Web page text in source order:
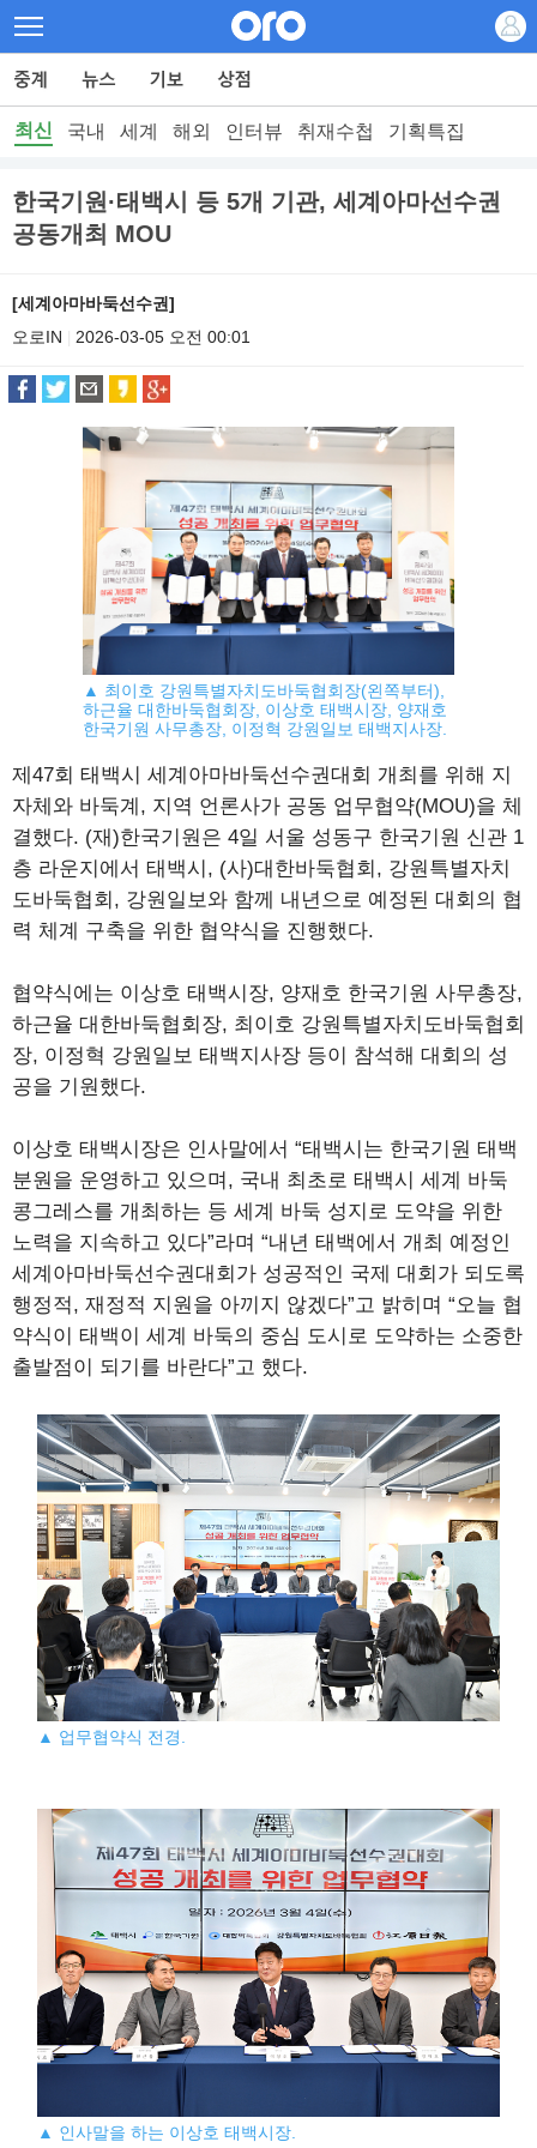
최신 국내 세계 해외 인터뷰 취재수첩 기획특집
한국기원·태백시 등 5개 기관, 세계아마선수권
공동개최 MOU
[세계아마바둑선수권]
오로IN
2026-03-05 오전 00:01
▲ 최이호 강원특별자치도바둑협회장(왼쪽부터),
하근율 대한바둑협회장, 이상호 태백시장, 양재호
한국기원 사무총장, 이정혁 강원일보 태백지사장.
제47회 태백시 세계아마바둑선수권대회 개최를 위해 지
자체와 바둑계, 지역 언론사가 공동 업무협약(MOU)을 체
결했다. (재)한국기원은 4일 서울 성동구 한국기원 신관 1
층 라운지에서 태백시, (사)대한바둑협회, 강원특별자치
도바둑협회, 강원일보와 함께 내년으로 예정된 대회의 협
력 체계 구축을 위한 협약식을 진행했다.
협약식에는 이상호 태백시장, 양재호 한국기원 사무총장,
하근율 대한바둑협회장, 최이호 강원특별자치도바둑협회
장, 이정혁 강원일보 태백지사장 등이 참석해 대회의 성
공을 기원했다.
이상호 태백시장은 인사말에서 “태백시는 한국기원 태백
분원을 운영하고 있으며, 국내 최초로 태백시 세계 바둑
콩그레스를 개최하는 등 세계 바둑 성지로 도약을 위한
노력을 지속하고 있다”라며 “내년 태백에서 개최 예정인
세계아마바둑선수권대회가 성공적인 국제 대회가 되도록
행정적, 재정적 지원을 아끼지 않겠다”고 밝히며 “오늘 협
약식이 태백이 세계 바둑의 중심 도시로 도약하는 소중한
출발점이 되기를 바란다”고 했다.
▲ 업무협약식 전경.
▲ 인사말을 하는 이상호 태백시장.